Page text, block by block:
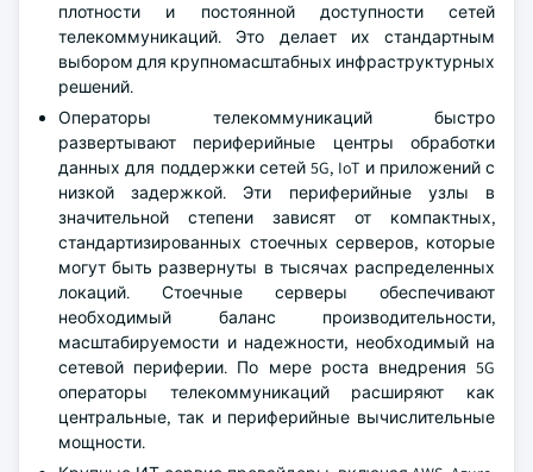
плотности и постоянной доступности сетей
телекоммуникаций. Это делает их стандартным
выбором для крупномасштабных инфраструктурных
решений.
Операторы телекоммуникаций быстро
развертывают периферийные центры обработки
данных для поддержки сетей 5G, IoT и приложений с
низкой задержкой. Эти периферийные узлы в
значительной степени зависят от компактных,
стандартизированных стоечных серверов, которые
могут быть развернуты в тысячах распределенных
локаций. Стоечные серверы обеспечивают
необходимый баланс производительности,
масштабируемости и надежности, необходимый на
сетевой периферии. По мере роста внедрения 5G
операторы телекоммуникаций расширяют как
центральные, так и периферийные вычислительные
мощности.